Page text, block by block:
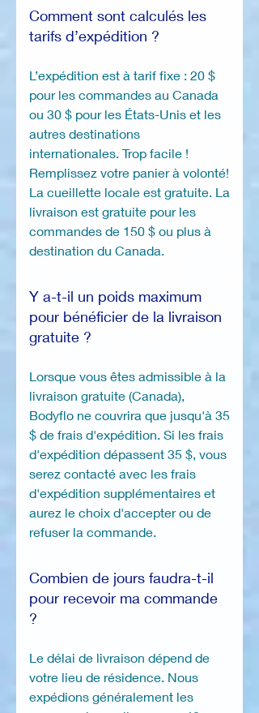
Comment sont calculés les
tarifs d’expédition ?
L’expédition est à tarif fixe : 20 $
pour les commandes au Canada
ou 30 $ pour les États-Unis et les
autres destinations
internationales. Trop facile !
Remplissez votre panier à volonté!
La cueillette locale est gratuite. La
livraison est gratuite pour les
commandes de 150 $ ou plus à
destination du Canada.
Y a-t-il un poids maximum
pour bénéficier de la livraison
gratuite ?
Lorsque vous êtes admissible à la
livraison gratuite (Canada),
Bodyflo ne couvrira que jusqu'à 35
$ de frais d'expédition. Si les frais
d'expédition dépassent 35 $, vous
serez contacté avec les frais
d'expédition supplémentaires et
aurez le choix d'accepter ou de
refuser la commande.
Combien de jours faudra-t-il
pour recevoir ma commande
?
Le délai de livraison dépend de
votre lieu de résidence. Nous
expédions généralement les